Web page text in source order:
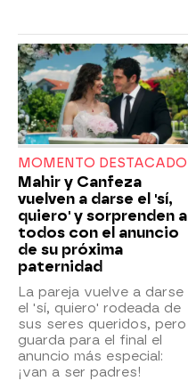
MOMENTO DESTACADO
Mahir y Canfeza
vuelven a darse el 'sí,
quiero' y sorprenden a
todos con el anuncio
de su próxima
paternidad
La pareja vuelve a darse
el 'sí, quiero' rodeada de
sus seres queridos, pero
guarda para el final el
anuncio más especial:
¡van a ser padres!